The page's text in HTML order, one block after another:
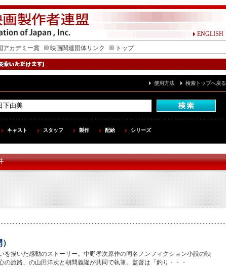
ENGLISH
アカデミー賞 映画関連団体リンク トップ
使用方法 検索トップへ戻る
キャスト スタッフ 製作 配給 シリーズ
を描いた感動のストーリー。中野孝次原作の同名ノンフィクション小説の映
旅路」の山田洋次と朝間義隆が共同で執筆。監督は「釣り・・・